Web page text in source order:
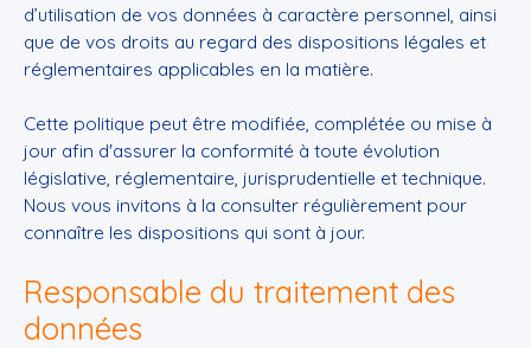
d’utilisation de vos données à caractère personnel, ainsi
que de vos droits au regard des dispositions légales et
réglementaires applicables en la matière.
Cette politique peut être modifiée, complétée ou mise à
jour afin d'assurer la conformité à toute évolution
législative, réglementaire, jurisprudentielle et technique.
Nous vous invitons à la consulter régulièrement pour
connaître les dispositions qui sont à jour.
Responsable du traitement des
données